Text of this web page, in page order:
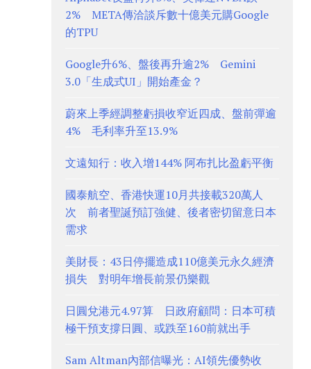
2% META傳洽談斥數十億美元購Google
的TPU
Google升6%、盤後再升逾2% Gemini
3.0「生成式UI」開始產金？
蔚來上季經調整虧損收窄近四成、盤前彈逾
4% 毛利率升至13.9%
文遠知行：收入增144% 阿布扎比盈虧平衡
國泰航空、香港快運10月共接載320萬人
次 前者聖誕預訂強健、後者密切留意日本
需求
美財長：43日停擺造成110億美元永久經濟
損失 對明年增長前景仍樂觀
日圓兌港元4.97算 日政府顧問：日本可積
極干預支撐日圓、或跌至160前就出手
Sam Altman內部信曝光：AI領先優勢收